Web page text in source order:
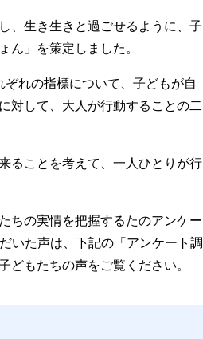
、生き生きと過ごせるように、子
ん」を策定しました。
ぞれの指標について、子どもが自
対して、大人が行動することの二
ることを考えて、一人ひとりが行
ちの実情を把握するたのアンケー
いた声は、下記の「アンケート調
どもたちの声をご覧ください。